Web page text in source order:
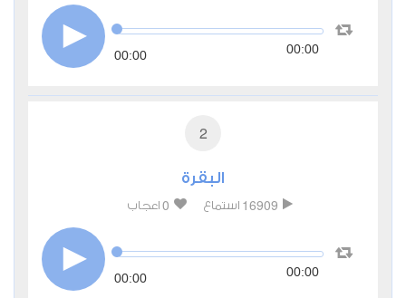
00:00 00:00
2
البقرة
16909 استماع 0 اعجاب
00:00 00:00